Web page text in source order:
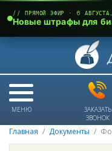
МЕНЮ
ЗАКАЗАТЬ
ЗВОНОК
Главная Документы
// ПРЯМОЙ ЭФИР · 6
Новые штрафы для